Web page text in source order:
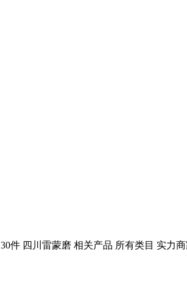
件 四川雷蒙磨 相关产品 所有类目 实力